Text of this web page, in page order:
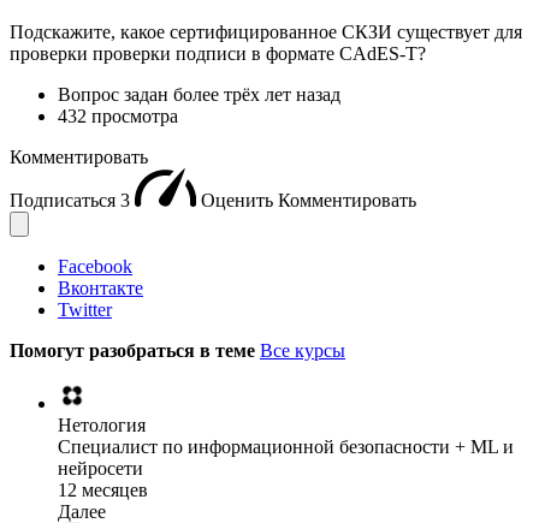
Подскажите, какое сертифицированное СКЗИ существует для
проверки проверки подписи в формате CAdES-T?
Вопрос задан более трёх лет назад
432 просмотра
Комментировать
Подписаться 3 Оценить Комментировать
Facebook
Вконтакте
Twitter
Помогут разобраться в теме Все курсы
Нетология
Специалист по информационной безопасности + ML и
нейросети
12 месяцев
Далее